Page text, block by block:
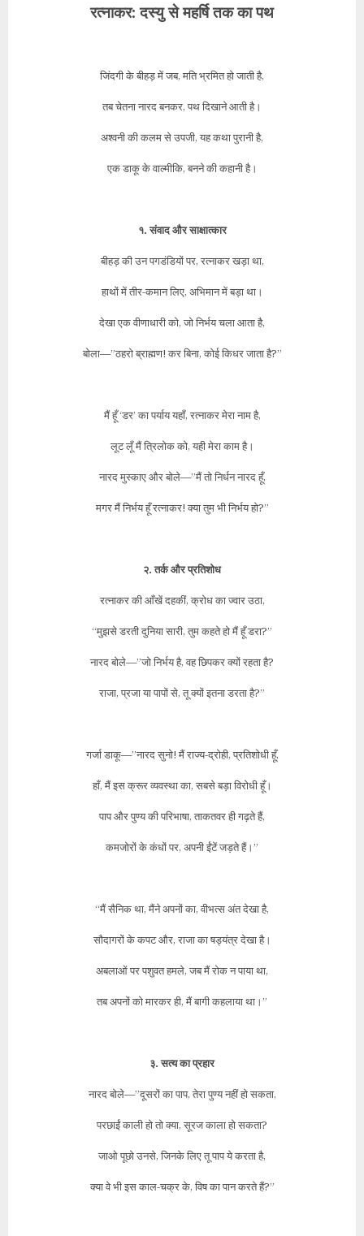
रत्नाकर: दस्यु से महर्षि तक का पथ
जिंदगी के बीहड़ में जब, मति भ्रमित हो जाती है,
तब चेतना नारद बनकर, पथ दिखाने आती है।
अश्वनी की कलम से उपजी, यह कथा पुरानी है,
एक डाकू के वाल्मीकि, बनने की कहानी है।
१. संवाद और साक्षात्कार
बीहड़ की उन पगडंडियों पर, रत्नाकर खड़ा था,
हाथों में तीर-कमान लिए, अभिमान में बड़ा था।
देखा एक वीणाधारी को, जो निर्भय चला आता है,
बोला—”ठहरो ब्राह्मण! कर बिना, कोई किधर जाता है?”
मैं हूँ ‘डर’ का पर्याय यहाँ, रत्नाकर मेरा नाम है,
लूट लूँ मैं त्रिलोक को, यही मेरा काम है।
नारद मुस्काए और बोले—”मैं तो निर्धन नारद हूँ,
मगर मैं निर्भय हूँ रत्नाकर! क्या तुम भी निर्भय हो?”
२. तर्क और प्रतिशोध
रत्नाकर की आँखें दहकीं, क्रोध का ज्वार उठा,
“मुझसे डरती दुनिया सारी, तुम कहते हो मैं हूँ डरा?”
नारद बोले—”जो निर्भय है, वह छिपकर क्यों रहता है?
राजा, प्रजा या पापों से, तू क्यों इतना डरता है?”
गर्जा डाकू—”नारद सुनो! मैं राज्य-द्रोही, प्रतिशोधी हूँ,
हाँ, मैं इस क्रूर व्यवस्था का, सबसे बड़ा विरोधी हूँ।
पाप और पुण्य की परिभाषा, ताकतवर ही गढ़ते हैं,
कमजोरों के कंधों पर, अपनी ईंटें जड़ते हैं।”
“मैं सैनिक था, मैंने अपनों का, वीभत्स अंत देखा है,
सौदागरों के कपट और, राजा का षड्यंत्र देखा है।
अबलाओं पर पशुवत हमले, जब मैं रोक न पाया था,
तब अपनों को मारकर ही, मैं बागी कहलाया था।”
३. सत्य का प्रहार
नारद बोले—”दूसरों का पाप, तेरा पुण्य नहीं हो सकता,
परछाईं काली हो तो क्या, सूरज काला हो सकता?
जाओ पूछो उनसे, जिनके लिए तू पाप ये करता है,
क्या वे भी इस काल-चक्र के, विष का पान करते हैं?”